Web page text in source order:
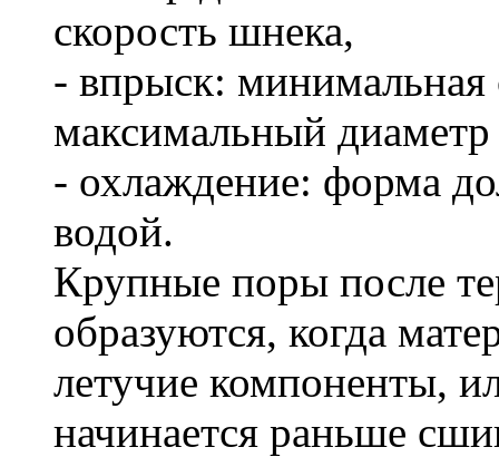
скорость шнека,
- впрыск: минимальная
максимальный диаметр
- охлаждение: форма
водой.
Крупные поры после
образуются, когда
летучие компоненты,
начинается раньше